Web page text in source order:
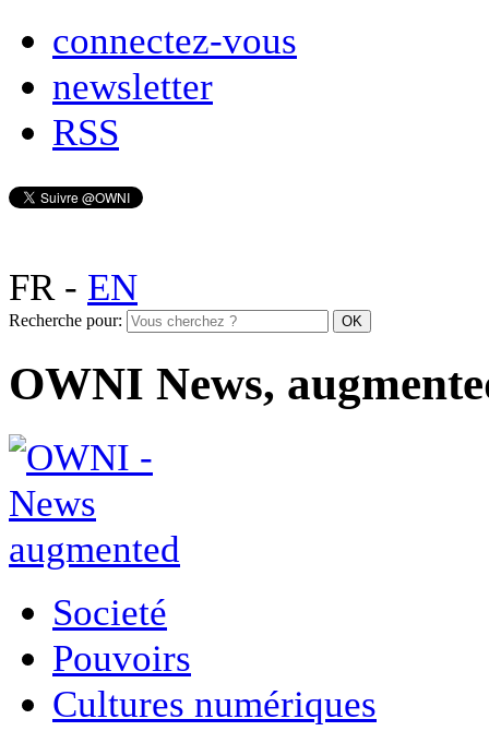
connectez-vous
newsletter
RSS
FR- EN
Recherche pour:
OWNI News,
Societé
Pouvoirs
Cultures numériques